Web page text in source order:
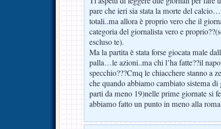
pare che ieri sia stata la morte del
totali..ma allora è proprio vero che il
categoria del giornalista vero e
escluso te).
Ma la partita è stata forse giocata male
palla…le azioni..ma chi l’ha fatte??il
specchio???Cmq le chiacchere stanno a
che quando abbiamo cambiato sistema
parti da meno 19)nelle prime giornate si
abbiamo fatto un punto in meno alla